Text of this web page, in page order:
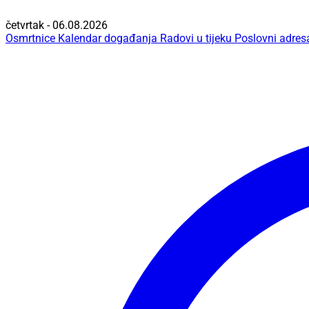
četvrtak - 06.08.2026
Osmrtnice Kalendar događanja Radovi u tijeku Poslovni